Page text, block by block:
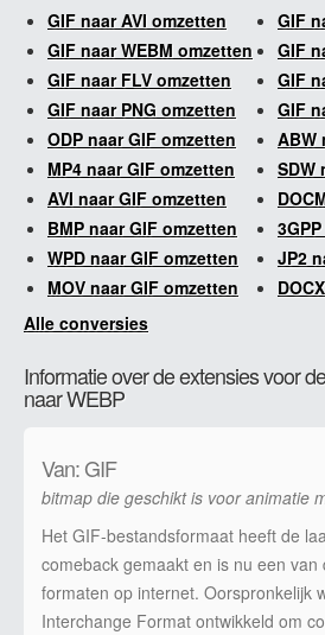
GIF naar AVI omzetten
GIF
GIF naar WEBM omzetten
GIF
GIF naar FLV omzetten
GIF
GIF naar PNG omzetten
GIF
ODP naar GIF omzetten
ABW
MP4 naar GIF omzetten
SDW
AVI naar GIF omzetten
BMP naar GIF omzetten
WPD naar GIF omzetten
JP2
MOV naar GIF omzetten
Alle conversies
Informatie over de extensies voor
naar WEBP
Van: GIF
bitmap die geschikt is voor animatie
Het GIF-bestandsformaat heeft de
comeback gemaakt en is nu een van
formaten op internet. Oorspronkelijk
Interchange Format ontwikkeld om